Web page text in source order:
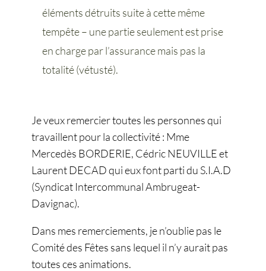
éléments détruits suite à cette même
tempête – une partie seulement est prise
en charge par l’assurance mais pas la
totalité (vétusté).
Je veux remercier toutes les personnes qui
travaillent pour la collectivité : Mme
Mercedès BORDERIE, Cédric NEUVILLE et
Laurent DECAD qui eux font parti du S.I.A.D
(Syndicat Intercommunal Ambrugeat-
Davignac).
Dans mes remerciements, je n’oublie pas le
Comité des Fêtes sans lequel il n’y aurait pas
toutes ces animations.